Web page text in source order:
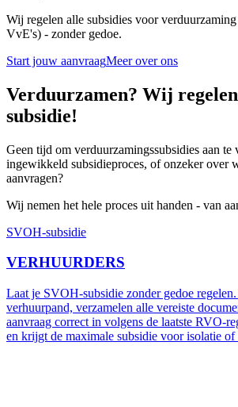
Wij regelen alle subsidies voor
VvE's) - zonder gedoe.
Start jouw aanvraagMeer over ons
Verduurzamen? Wij
subsidie!
Geen tijd om verduurzamingssubsidies aan te
ingewikkeld subsidieproces, of onzeker over
aanvragen?
Wij nemen het hele proces uit handen - van
SVOH-subsidie
VERHUURDERS
Laat je SVOH-subsidie zonder gedoe
verhuurpand, verzamelen alle vereiste
aanvraag correct in volgens de laatste RVO-
en krijgt de maximale subsidie voor isolatie